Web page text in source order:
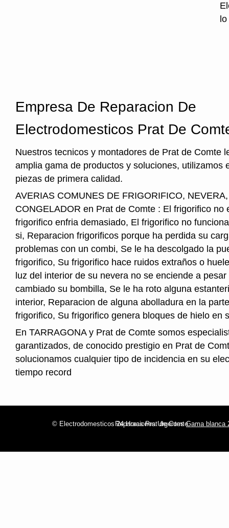
Empresa De Reparacion De
Electrodomesticos Prat De
Nuestros tecnicos y montadores de Prat de Comte
amplia gama de productos y soluciones, utilizamos
piezas de primera calidad.
AVERIAS COMUNES DE FRIGORIFICO,
CONGELADOR en Prat de Comte : El frigorifico no
frigorifico enfria demasiado, El frigorifico no
si, Reparacion frigorificos porque ha perdida su
problemas con un combi, Se le ha descolgado la
frigorifico, Su frigorifico hace ruidos extraños o
luz del interior de su nevera no se enciende a
cambiado su bombilla, Se le ha roto alguna
interior, Reparacion de alguna abolladura en la
frigorifico, Su frigorifico genera bloques de hielo en
En TARRAGONA y Prat de Comte somos
garantizados, de conocido prestigio en Prat de
solucionamos cualquier tipo de incidencia en su
tiempo record
© Electrodomesticos 24 Horas Prat de Comte
Reparaciones UrgentesGama blanca